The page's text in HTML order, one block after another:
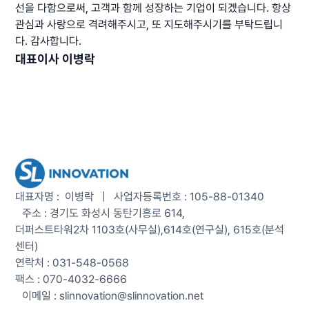
선을 다함으로써, 고객과 함께 성장하는 기업이 되겠습니다. 항상
관심과 사랑으로 격려해주시고, 또 지도해주시기를 부탁드립니
다. 감사합니다.
대표이사 이병락
대표자명 : 이병락 | 사업자등록번호 : 105-88-01340
주소 : 경기도 화성시 동탄기흥로 614,
더퍼스트타워2차 1103호(사무실),614호(연구실), 615호(분석
센터)
연락처 : 031-548-0568
팩스 : 070-4032-6666
이메일 : slinnovation@slinnovation.net